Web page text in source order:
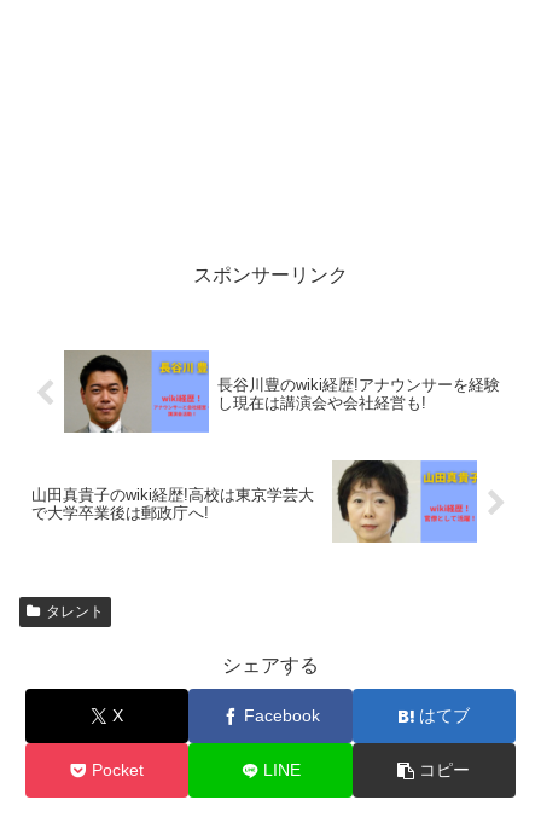
スポンサーリンク
長谷川豊のwiki経歴!アナウンサーを経験
し現在は講演会や会社経営も!
山田真貴子のwiki経歴!高校は東京学芸大
で大学卒業後は郵政庁へ!
タレント
シェアする
X Facebook はてブ
Pocket LINE コピー